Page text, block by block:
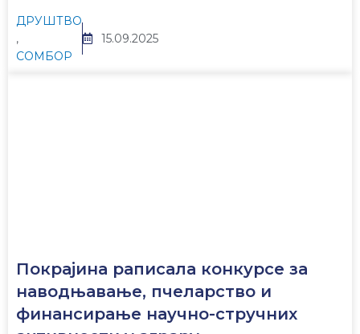
ДРУШТВО
,
СОМБОР
15.09.2025
Покрајина раписала конкурсе за
наводњавање, пчеларство и
финансирање научно-стручних